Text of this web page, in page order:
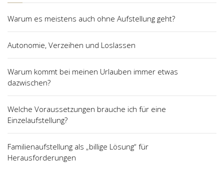
Warum es meistens auch ohne Aufstellung geht?
Autonomie, Verzeihen und Loslassen
Warum kommt bei meinen Urlauben immer etwas
dazwischen?
Welche Voraussetzungen brauche ich für eine
Einzelaufstellung?
Familienaufstellung als „billige Lösung“ für
Herausforderungen